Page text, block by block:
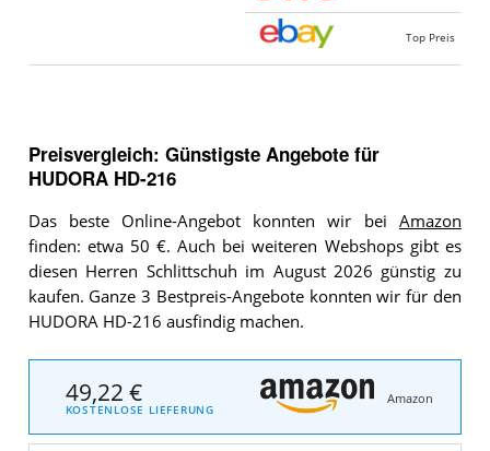
Top Preis
Preisvergleich: Günstigste Angebote für
HUDORA HD-216
Das beste Online-Angebot konnten wir bei Amazon
finden: etwa 50 €. Auch bei weiteren Webshops gibt es
diesen Herren Schlittschuh im August 2026 günstig zu
kaufen. Ganze 3 Bestpreis-Angebote konnten wir für den
HUDORA HD-216 ausfindig machen.
49,22 €
KOSTENLOSE LIEFERUNG
Amazon